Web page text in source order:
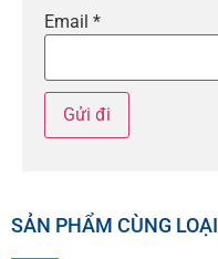
Email *
SẢN PHẨM CÙNG LOẠI